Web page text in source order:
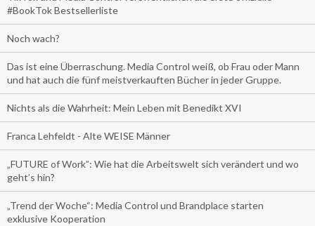
#BookTok Bestsellerliste
Noch wach?
Das ist eine Überraschung. Media Control weiß, ob Frau oder Mann
und hat auch die fünf meistverkauften Bücher in jeder Gruppe.
Nichts als die Wahrheit: Mein Leben mit Benedikt XVI
Franca Lehfeldt - Alte WEISE Männer
„FUTURE of Work”: Wie hat die Arbeitswelt sich verändert und wo
geht’s hin?
„Trend der Woche“: Media Control und Brandplace starten
exklusive Kooperation